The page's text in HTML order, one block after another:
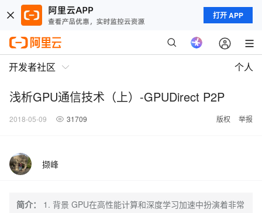
打开 APP
开发者社区 个人
浅析GPU通信技术（上）-GPUDirect P2P
2018-05-09 31709 版权 举报
撷峰
简介：
1. 背景 GPU在高性能计算和深度学习加速中扮演着非常